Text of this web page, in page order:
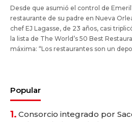
Desde que asumió el control de
restaurante de su padre en Nueva
chef EJ Lagasse, de 23 años, casi
la lista de The World’s 50 Best
máxima: “Los restaurantes son un
Popular
1. Consorcio integrado por